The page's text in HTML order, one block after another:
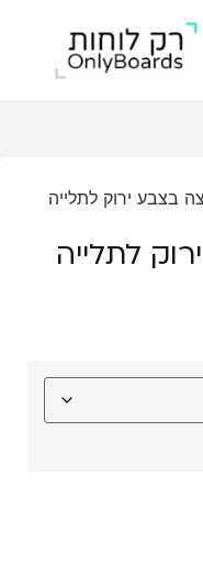
בצבע ירוק לתלייה
לתלייה